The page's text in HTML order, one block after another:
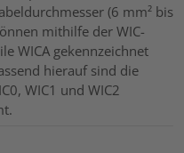
(6 mm² bis
mithilfe der WIC-
WICA gekennzeichnet
hierauf sind die
WIC1 und WIC2